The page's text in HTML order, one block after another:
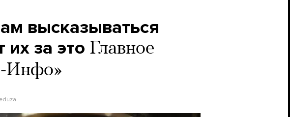
высказываться
за это Главное
Инфо»